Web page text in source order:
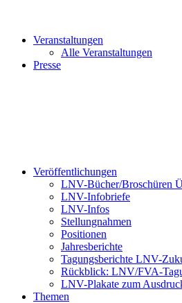
Veranstaltungen
Alle Veranstaltungen
Presse
Veröffentlichungen
LNV-Bücher/Broschüren
LNV-Infobriefe
LNV-Infos
Stellungnahmen
Positionen
Jahresberichte
Tagungsberichte LNV-
Rückblick: LNV/FVA-
LNV-Plakate zum
Themen